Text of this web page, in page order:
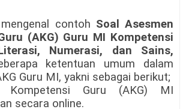
contoh Soal Asesmen
(AKG) Guru MI Kompetensi
Numerasi, dan Sains,
ketentuan umum dalam
Guru MI, yakni sebagai berikut;
Kompetensi Guru (AKG) MI
secara online.